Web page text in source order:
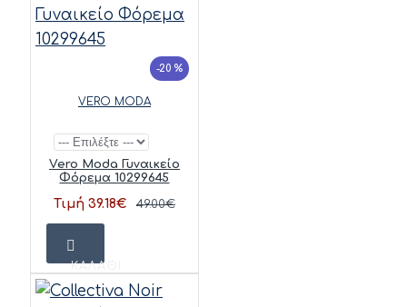
-20 %
VERO MODA
Vero Moda Γυναικείο
Φόρεμα 10299645
Τιμή 39.18€ 49.00€
ΚΑΛΆΘΙ